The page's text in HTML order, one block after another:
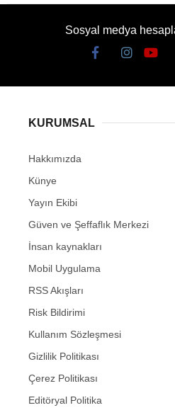
Sosyal medya
KURUMSAL
Hakkımızda
Künye
Yayın Ekibi
Güven ve Şeffaflık Merkezi
İnsan kaynakları
Mobil Uygulama
RSS Akışları
Risk Bildirimi
Kullanım Sözleşmesi
Gizlilik Politikası
Çerez Politikası
Editöryal Politika